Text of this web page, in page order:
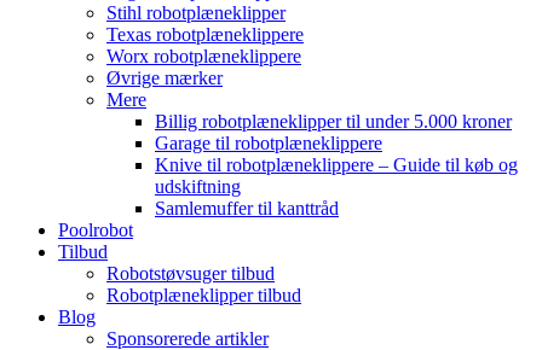
Stihl robotplæneklipper
Texas robotplæneklippere
Worx robotplæneklippere
Øvrige mærker
Mere
Billig robotplæneklipper til under 5.000 kroner
Garage til robotplæneklippere
Knive til robotplæneklippere – Guide til køb og
udskiftning
Samlemuffer til kanttråd
Poolrobot
Tilbud
Robotstøvsuger tilbud
Robotplæneklipper tilbud
Blog
Sponsorerede artikler